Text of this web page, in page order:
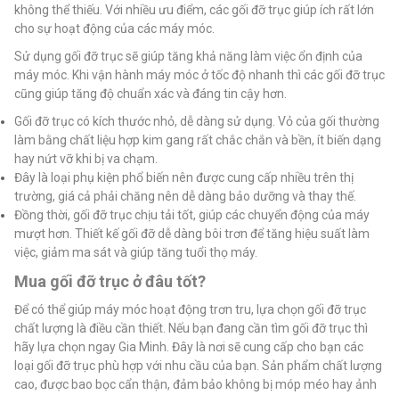
không thể thiếu. Với nhiều ưu điểm, các gối đỡ trục giúp ích rất lớn
cho sự hoạt động của các máy móc.
Sử dụng gối đỡ trục sẽ giúp tăng khả năng làm việc ổn định của
máy móc. Khi vận hành máy móc ở tốc độ nhanh thì các gối đỡ trục
cũng giúp tăng độ chuẩn xác và đáng tin cậy hơn.
Gối đỡ trục có kích thước nhỏ, dễ dàng sử dụng. Vỏ của gối thường
làm bằng chất liệu hợp kim gang rất chắc chắn và bền, ít biến dạng
hay nứt vỡ khi bị va chạm.
Đây là loại phụ kiện phổ biến nên được cung cấp nhiều trên thị
trường, giá cả phải chăng nên dễ dàng bảo dưỡng và thay thế.
Đồng thời, gối đỡ trục chịu tải tốt, giúp các chuyển động của máy
mượt hơn. Thiết kế gối đỡ dễ dàng bôi trơn để tăng hiệu suất làm
việc, giảm ma sát và giúp tăng tuổi thọ máy.
Mua gối đỡ trục ở đâu tốt?
Để có thể giúp máy móc hoạt động trơn tru, lựa chọn gối đỡ trục
chất lượng là điều cần thiết. Nếu bạn đang cần tìm gối đỡ trục thì
hãy lựa chọn ngay Gia Minh. Đây là nơi sẽ cung cấp cho bạn các
loại gối đỡ trục phù hợp với nhu cầu của bạn. Sản phẩm chất lượng
cao, được bao bọc cẩn thận, đảm bảo không bị móp méo hay ảnh